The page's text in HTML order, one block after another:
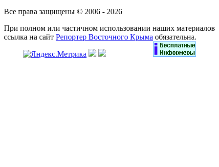
Все права защищены © 2006 - 2026
При полном или частичном использовании наших материалов
ссылка на сайт Репортер Восточного Крыма обязательна.